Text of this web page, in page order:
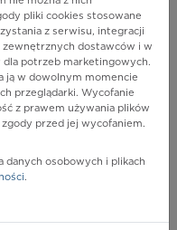
pliki cookies stosowane
z serwisu, integracji
dostawców i w
potrzeb marketingowych.
ją w dowolnym momencie
przeglądarki. Wycofanie
z prawem używania plików
przed jej wycofaniem.
osobowych i plikach
.